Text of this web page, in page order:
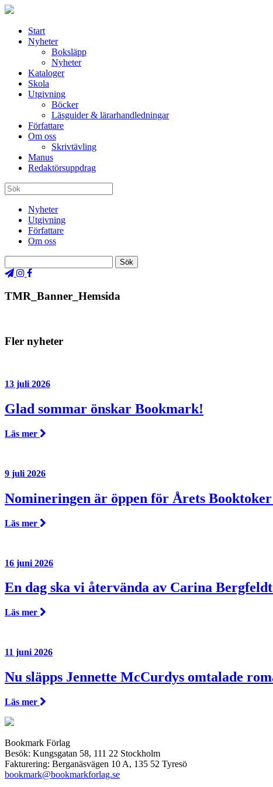
Start
Nyheter
Boksläpp
Nyheter
Kataloger
Skola
Utgivning
Böcker
Läsguider & lärarhandledningar
Författare
Om oss
Skrivtävling
Manus
Redaktörsuppdrag
Nyheter
Utgivning
Författare
Om oss
TMR_Banner_Hemsida
Fler nyheter
13 juli 2026
Glad sommar önskar Bookmark!
Läs mer
9 juli 2026
Nomineringen är öppen för Årets Booktoker
Läs mer
16 juni 2026
En dag ska vi återvända av Carina
Läs mer
11 juni 2026
Nu släpps Jennette McCurdys omtalade
Läs mer
Bookmark Förlag
Besök: Kungsgatan 58, 111 22 Stockholm
Fakturering: Berganäsvägen 10 A, 135 52 Tyresö
bookmark@bookmarkforlag.se